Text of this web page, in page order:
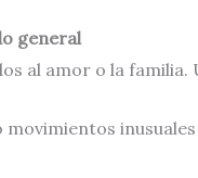
general
al amor o la familia.
movimientos